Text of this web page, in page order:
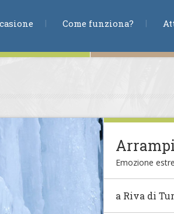
Come funziona?
Emozione
a Riva di